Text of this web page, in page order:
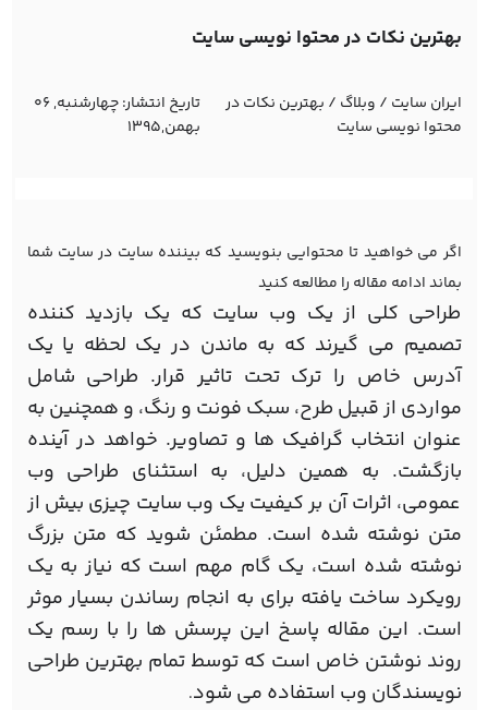
بهترین نکات در محتوا نویسی سایت
ایران سایت / وبلاگ / بهترین نکات در
محتوا نویسی سایت
تاریخ انتشار:
چهارشنبه, 06
بهمن,1395
اگر می خواهید تا محتوایی بنویسید که بیننده سایت در سایت شما
بماند ادامه مقاله را مطالعه کنید
طراحی کلی از یک وب سایت که یک بازدید کننده
تصمیم می گیرند که به ماندن در یک لحظه یا یک
آدرس خاص را ترک تحت تاثیر قرار. طراحی شامل
مواردی از قبیل طرح، سبک فونت و رنگ، و همچنین به
عنوان انتخاب گرافیک ها و تصاویر. خواهد در آینده
بازگشت. به همین دلیل، به استثنای طراحی وب
عمومی، اثرات آن بر کیفیت یک وب سایت چیزی بیش از
متن نوشته شده است. مطمئن شوید که متن بزرگ
نوشته شده است، یک گام مهم است که نیاز به یک
رویکرد ساخت یافته برای به انجام رساندن بسیار موثر
است. این مقاله پاسخ این پرسش ها را با رسم یک
روند نوشتن خاص است که توسط تمام بهترین طراحی
نویسندگان وب استفاده می شود.